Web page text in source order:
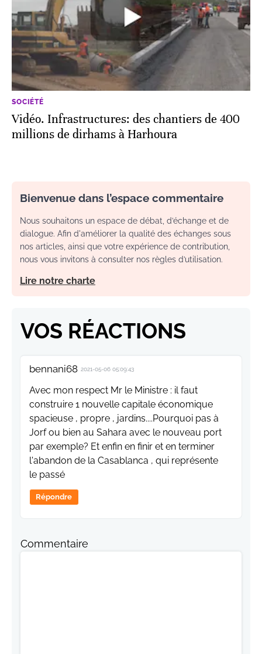
SOCIÉTÉ
Vidéo. Infrastructures: des chantiers de 400
millions de dirhams à Harhoura
Bienvenue dans l’espace commentaire
Nous souhaitons un espace de débat, d’échange et de
dialogue. Afin d'améliorer la qualité des échanges sous
nos articles, ainsi que votre expérience de contribution,
nous vous invitons à consulter nos règles d’utilisation.
Lire notre charte
VOS RÉACTIONS
bennani68 2021-05-06 05:09:43
Avec mon respect Mr le Ministre : il faut
construire 1 nouvelle capitale économique
spacieuse , propre , jardins....Pourquoi pas à
Jorf ou bien au Sahara avec le nouveau port
par exemple? Et enfin en finir et en terminer
l'abandon de la Casablanca , qui représente
le passé
Répondre
Commentaire